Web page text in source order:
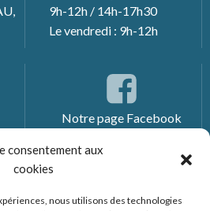
consentement aux
cookies
nous utilisons des technologies
9h-12h / 14h-17h30
Le vendredi : 9h-12h
Notre page Facebook